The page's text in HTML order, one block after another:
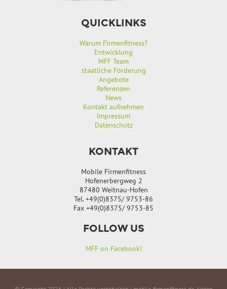
QUICKLINKS
Warum Firmenfitness?
Entwicklung
MFF Team
staatliche Förderung
Angebote
Referenzen
News
Kontakt aufnehmen
Impressum
Datenschutz
KONTAKT
Mobile Firmenfitness
Hofenerbergweg 2
87480 Weitnau-Hofen
Tel. +49(0)8375/ 9753-86
Fax +49(0)8375/ 9753-85
FOLLOW US
MFF on Facebook!